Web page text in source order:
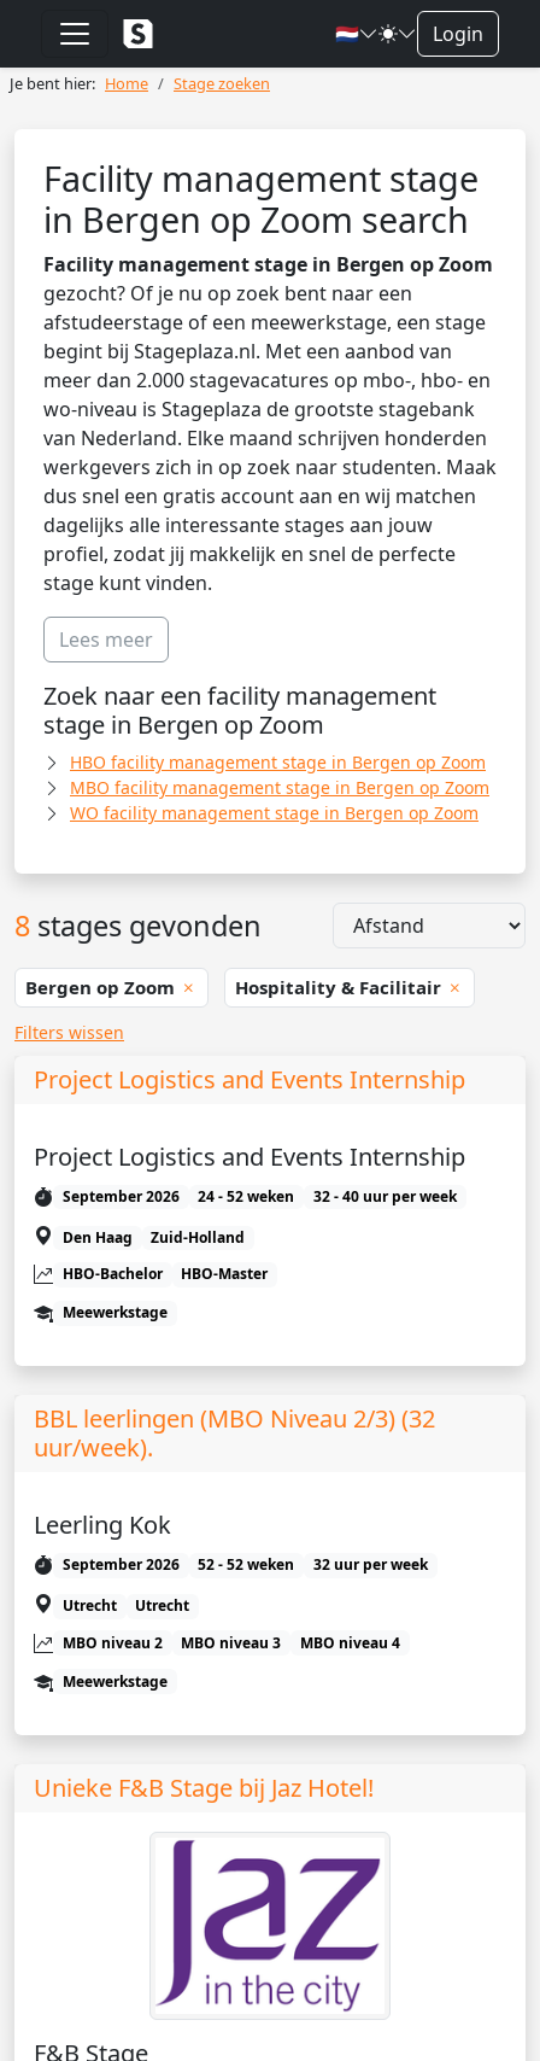
🇳🇱 Login
Je bent hier: Home Stage zoeken
Facility management stage
in Bergen op Zoom search
Facility management stage in Bergen op Zoom
gezocht? Of je nu op zoek bent naar een
afstudeerstage of een meewerkstage, een stage
begint bij Stageplaza.nl. Met een aanbod van
meer dan 2.000 stagevacatures op mbo-, hbo- en
wo-niveau is Stageplaza de grootste stagebank
van Nederland. Elke maand schrijven honderden
werkgevers zich in op zoek naar studenten. Maak
dus snel een gratis account aan en wij matchen
dagelijks alle interessante stages aan jouw
profiel, zodat jij makkelijk en snel de perfecte
stage kunt vinden.
Lees meer
Zoek naar een facility management
stage in Bergen op Zoom
HBO facility management stage in Bergen op Zoom
MBO facility management stage in Bergen op Zoom
WO facility management stage in Bergen op Zoom
8 stages gevonden
Bergen op Zoom Hospitality & Facilitair
Filters wissen
Project Logistics and Events Internship
Project Logistics and Events Internship
September 2026 24 - 52 weken
32 - 40 uur per week
Den Haag
Zuid-Holland
HBO-Bachelor
HBO-Master
Meewerkstage
BBL leerlingen (MBO Niveau 2/3) (32
uur/week).
Leerling Kok
September 2026 52 - 52 weken
32 uur per week
Utrecht
Utrecht
MBO niveau 2
MBO niveau 3
MBO niveau 4
Meewerkstage
Unieke F&B Stage bij Jaz Hotel!
F&B Stage